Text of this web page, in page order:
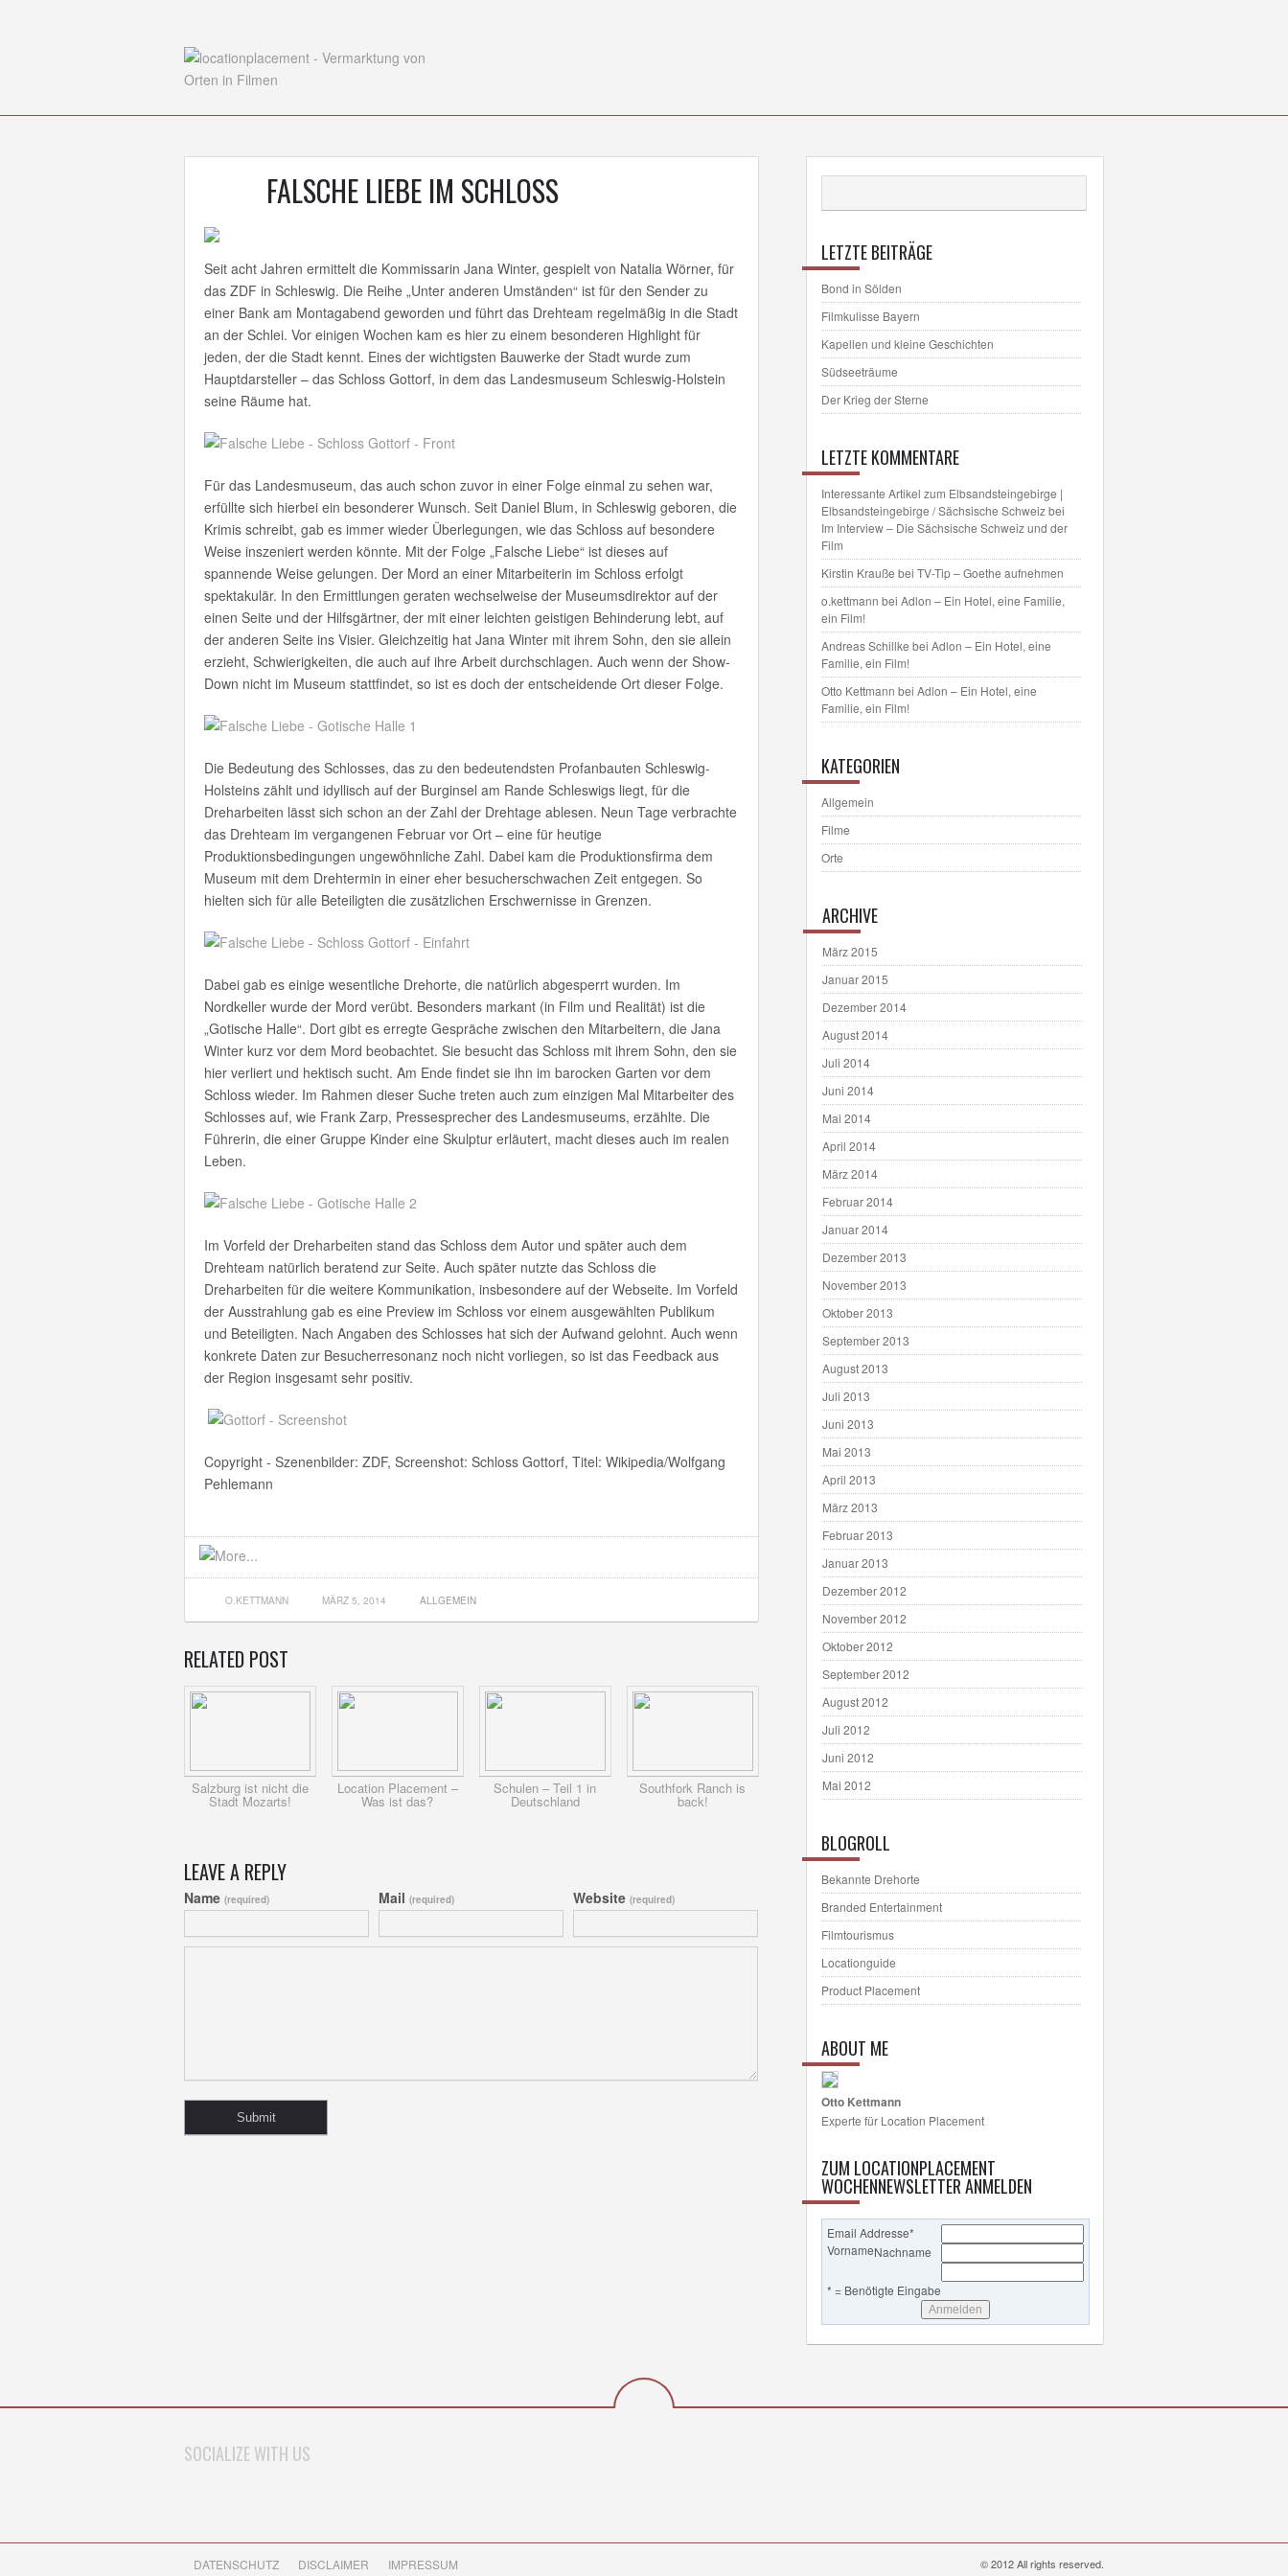
FALSCHE LIEBE IM SCHLOSS
Seit acht Jahren ermittelt die Kommissarin Jana Winter, gespielt von Natalia Wörner, für
das ZDF in Schleswig. Die Reihe „Unter anderen Umständen“ ist für den Sender zu
einer Bank am Montagabend geworden und führt das Drehteam regelmäßig in die Stadt
an der Schlei. Vor einigen Wochen kam es hier zu einem besonderen Highlight für
jeden, der die Stadt kennt. Eines der wichtigsten Bauwerke der Stadt wurde zum
Hauptdarsteller – das Schloss Gottorf, in dem das Landesmuseum Schleswig-Holstein
seine Räume hat.
Für das Landesmuseum, das auch schon zuvor in einer Folge einmal zu sehen war,
erfüllte sich hierbei ein besonderer Wunsch. Seit Daniel Blum, in Schleswig geboren, die
Krimis schreibt, gab es immer wieder Überlegungen, wie das Schloss auf besondere
Weise inszeniert werden könnte. Mit der Folge „Falsche Liebe“ ist dieses auf
spannende Weise gelungen. Der Mord an einer Mitarbeiterin im Schloss erfolgt
spektakulär. In den Ermittlungen geraten wechselweise der Museumsdirektor auf der
einen Seite und der Hilfsgärtner, der mit einer leichten geistigen Behinderung lebt, auf
der anderen Seite ins Visier. Gleichzeitig hat Jana Winter mit ihrem Sohn, den sie allein
erzieht, Schwierigkeiten, die auch auf ihre Arbeit durchschlagen. Auch wenn der Show-
Down nicht im Museum stattfindet, so ist es doch der entscheidende Ort dieser Folge.
Die Bedeutung des Schlosses, das zu den bedeutendsten Profanbauten Schleswig-
Holsteins zählt und idyllisch auf der Burginsel am Rande Schleswigs liegt, für die
Dreharbeiten lässt sich schon an der Zahl der Drehtage ablesen. Neun Tage verbrachte
das Drehteam im vergangenen Februar vor Ort – eine für heutige
Produktionsbedingungen ungewöhnliche Zahl. Dabei kam die Produktionsfirma dem
Museum mit dem Drehtermin in einer eher besucherschwachen Zeit entgegen. So
hielten sich für alle Beteiligten die zusätzlichen Erschwernisse in Grenzen.
Dabei gab es einige wesentliche Drehorte, die natürlich abgesperrt wurden. Im
Nordkeller wurde der Mord verübt. Besonders markant (in Film und Realität) ist die
„Gotische Halle“. Dort gibt es erregte Gespräche zwischen den Mitarbeitern, die Jana
Winter kurz vor dem Mord beobachtet. Sie besucht das Schloss mit ihrem Sohn, den sie
hier verliert und hektisch sucht. Am Ende findet sie ihn im barocken Garten vor dem
Schloss wieder. Im Rahmen dieser Suche treten auch zum einzigen Mal Mitarbeiter des
Schlosses auf, wie Frank Zarp, Pressesprecher des Landesmuseums, erzählte. Die
Führerin, die einer Gruppe Kinder eine Skulptur erläutert, macht dieses auch im realen
Leben.
Im Vorfeld der Dreharbeiten stand das Schloss dem Autor und später auch dem
Drehteam natürlich beratend zur Seite. Auch später nutzte das Schloss die
Dreharbeiten für die weitere Kommunikation, insbesondere auf der Webseite. Im Vorfeld
der Ausstrahlung gab es eine Preview im Schloss vor einem ausgewählten Publikum
und Beteiligten. Nach Angaben des Schlosses hat sich der Aufwand gelohnt. Auch wenn
konkrete Daten zur Besucherresonanz noch nicht vorliegen, so ist das Feedback aus
der Region insgesamt sehr positiv.
Copyright - Szenenbilder: ZDF, Screenshot: Schloss Gottorf, Titel: Wikipedia/Wolfgang
Pehlemann
O.KETTMANN MÄRZ 5, 2014 ALLGEMEIN
RELATED POST
Salzburg ist nicht die
Stadt Mozarts!
Location Placement –
Was ist das?
Schulen – Teil 1 in
Deutschland
Southfork Ranch is
back!
LEAVE A REPLY
Name (required) Mail (required) Website (required)
LETZTE BEITRÄGE
Bond in Sölden
Filmkulisse Bayern
Kapellen und kleine Geschichten
Südseeträume
Der Krieg der Sterne
LETZTE KOMMENTARE
Interessante Artikel zum Elbsandsteingebirge |
Elbsandsteingebirge / Sächsische Schweizbei
Im Interview – Die Sächsische Schweiz und der
Film
Kirstin Krauße bei TV-Tip – Goethe aufnehmen
o.kettmann bei Adlon – Ein Hotel, eine Familie,
ein Film!
Andreas Schillke bei Adlon – Ein Hotel, eine
Familie, ein Film!
Otto Kettmann bei Adlon – Ein Hotel, eine
Familie, ein Film!
KATEGORIEN
Allgemein
Filme
Orte
ARCHIVE
März 2015
Januar 2015
Dezember 2014
August 2014
Juli 2014
Juni 2014
Mai 2014
April 2014
März 2014
Februar 2014
Januar 2014
Dezember 2013
November 2013
Oktober 2013
September 2013
August 2013
Juli 2013
Juni 2013
Mai 2013
April 2013
März 2013
Februar 2013
Januar 2013
Dezember 2012
November 2012
Oktober 2012
September 2012
August 2012
Juli 2012
Juni 2012
Mai 2012
BLOGROLL
Bekannte Drehorte
Branded Entertainment
Filmtourismus
Locationguide
Product Placement
ABOUT ME
Otto Kettmann
Experte für Location Placement
ZUM LOCATIONPLACEMENT
WOCHENNEWSLETTER ANMELDEN
Email Addresse*
VornameNachname
* = Benötigte Eingabe
SOCIALIZE WITH US
DATENSCHUTZ DISCLAIMER IMPRESSUM © 2012 All rights reserved.